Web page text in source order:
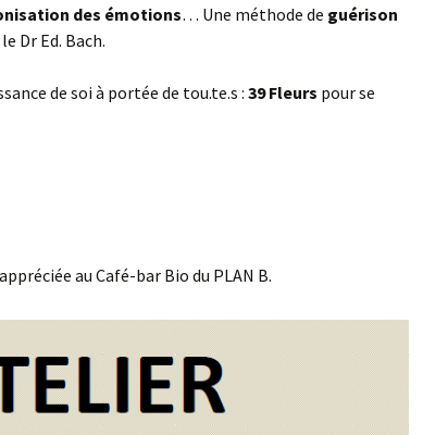
des émotions… Une méthode de guérison
Dr Ed. Bach.
de soi à portée de tou.te.s : 39 Fleurs pour se
appréciée au Café-bar Bio du PLAN B.